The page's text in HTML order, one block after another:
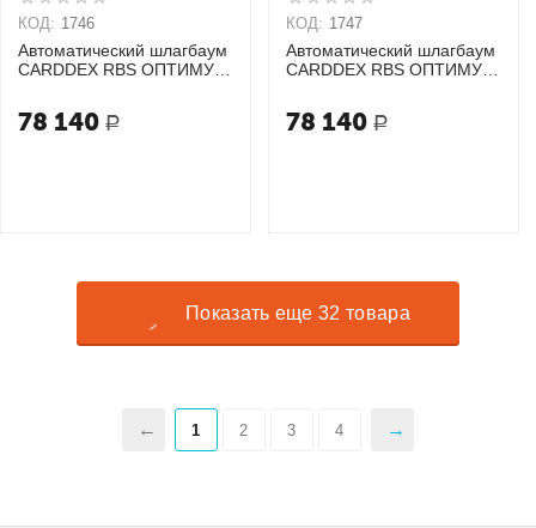
КОД: 1746
Автоматический шлагбаум
CARDDEX RBS ОПТИМУМ
78 140 Р
КОД: 1747
Автоматический шлагбаум
CARDDEX RBS ОПТИМУМ
78 140 Р
Показать еще 32 товара
1 2 3 4